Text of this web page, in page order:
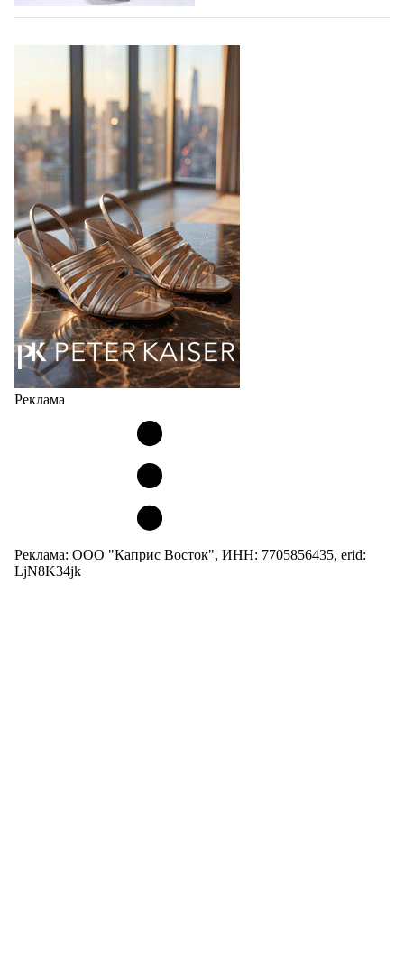
07.08.2026 930
Компания BALLINA Guangzhou Lihuang Footwear
Co., Ltd., основанная в 2011 году и расположенная в
Гуанчжоу, столице моды Китая, является
профессиональной обувной компанией,
объединяющей разработку, производство и…
07.08.2026 807
Реклама
Реклама: ООО "Каприс Восток", ИНН: 7705856435, erid:
LjN8K34jk